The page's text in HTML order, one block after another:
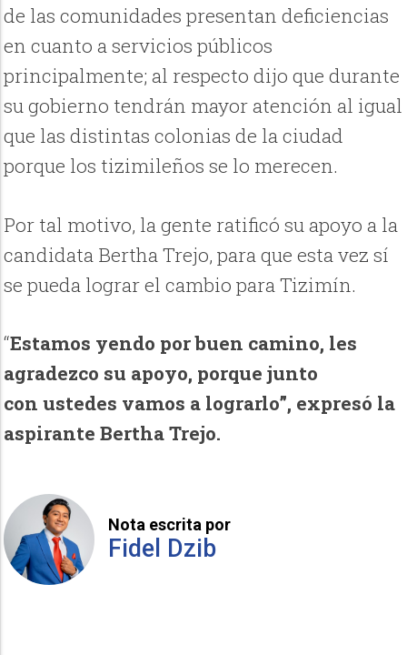
de las comunidades presentan deficiencias
en cuanto a servicios públicos
principalmente; al respecto dijo que durante
su gobierno tendrán mayor atención al igual
que las distintas colonias de la ciudad
porque los tizimileños se lo merecen.
Por tal motivo, la gente ratificó su apoyo a la
candidata Bertha Trejo, para que esta vez sí
se pueda lograr el cambio para Tizimín.
“Estamos yendo por buen camino, les
agradezco su apoyo, porque junto
con ustedes vamos a lograrlo”, expresó la
aspirante Bertha Trejo.
Nota escrita por
Fidel Dzib